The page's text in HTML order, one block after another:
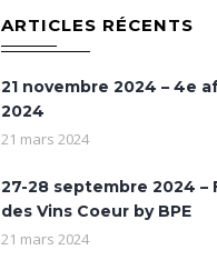
ARTICLES RÉCENTS
21 novembre 2024 – 4e
2024
21 mars 2024
27-28 septembre 2024 –
des Vins Coeur by BPE
21 mars 2024